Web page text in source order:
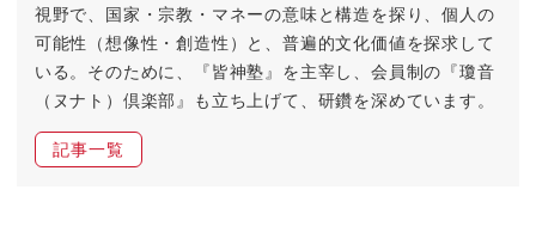
視野で、国家・宗教・マネーの意味と構造を探り、個人の
可能性（想像性・創造性）と、普遍的文化価値を探求して
いる。そのために、『皆神塾』を主宰し、会員制の『瓊音
（ヌナト）倶楽部』も立ち上げて、研鑽を深めています。
記事一覧